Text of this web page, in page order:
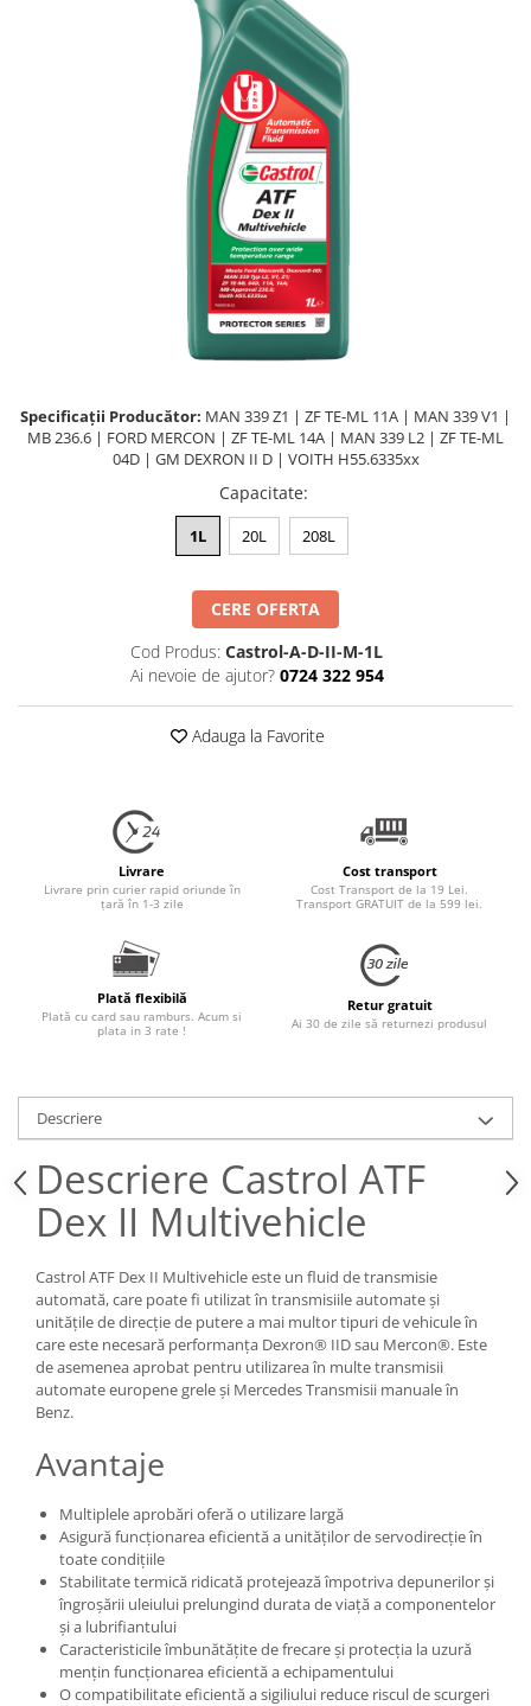
Lichide Întreținere Autoturisme
Lichide Întreținere Camioane
Lichide Întreținere Motociclete
Lichide Întreținere Utilaje
Specificații Producător: MAN 339 Z1 | ZF TE-ML 11A | MAN 339 V1 |
MB 236.6 | FORD MERCON | ZF TE-ML 14A | MAN 339 L2 | ZF TE-ML
04D | GM DEXRON II D | VOITH H55.6335xx
Capacitate:
1L 20L 208L
CERE OFERTA
Cod Produs: Castrol-A-D-II-M-1L
Ai nevoie de ajutor? 0724 322 954
Adauga la Favorite
Livrare
Livrare prin curier rapid oriunde în
țară în 1-3 zile
Cost transport
Cost Transport de la 19 Lei.
Transport GRATUIT de la 599 lei.
Plată flexibilă
Plată cu card sau ramburs. Acum si
plata in 3 rate !
Retur gratuit
Ai 30 de zile să returnezi produsul
Descriere
Descriere Castrol ATF
Dex II Multivehicle
Castrol ATF Dex II Multivehicle este un fluid de transmisie
automată, care poate fi utilizat în transmisiile automate și
unitățile de direcție de putere a mai multor tipuri de vehicule în
care este necesară performanța Dexron® IID sau Mercon®. Este
de asemenea aprobat pentru utilizarea în multe transmisii
automate europene grele și Mercedes Transmisii manuale în
Benz.
Avantaje
Multiplele aprobări oferă o utilizare largă
Asigură funcționarea eficientă a unităților de servodirecție în
toate condițiile
Stabilitate termică ridicată protejează împotriva depunerilor și
îngroșării uleiului prelungind durata de viață a componentelor
și a lubrifiantului
Caracteristicile îmbunătățite de frecare și protecția la uzură
mențin funcționarea eficientă a echipamentului
O compatibilitate eficientă a sigiliului reduce riscul de scurgeri